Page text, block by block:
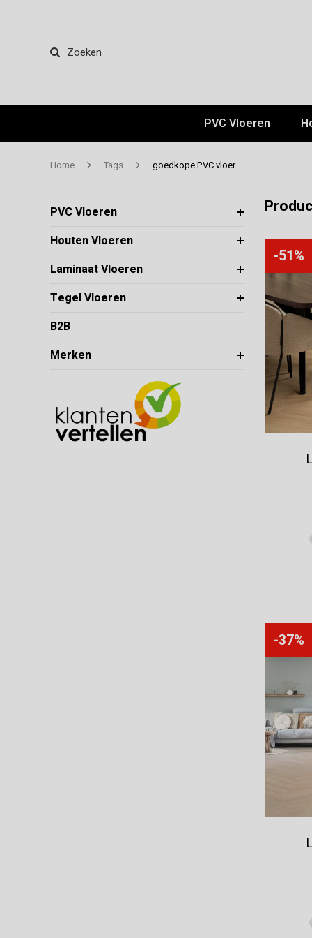
Zoeken
PVC Vloeren
Home Tags goedkope PVC vloer
PVC Vloeren
Houten Vloeren
Laminaat Vloeren
Tegel Vloeren
B2B
Merken
-51%
-37%